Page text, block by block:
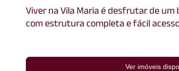
Viver na Vila Maria é desfrutar de
com estrutura completa e fácil
Ver imóveis